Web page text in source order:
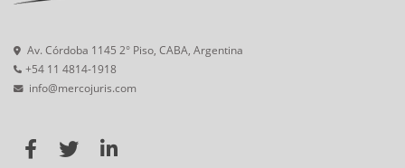
Av. Córdoba 1145 2° Piso, CABA, Argentina
+54 11 4814-1918
info@mercojuris.com